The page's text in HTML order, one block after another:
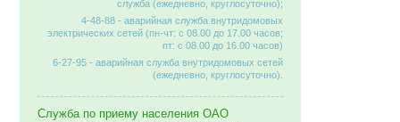
служба (ежедневно, круглосуточно);
4-48-88 - аварийная служба внутридомовых
электрических сетей (пн-чт: с 08.00 до 17.00 часов;
пт: с 08.00 до 16.00 часов)
6-27-95 - аварийная служба внутридомовых сетей
(ежедневно, круглосуточно).
Служба по приему населения ОАО